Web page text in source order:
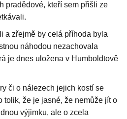
pradědové, kteří sem přišli ze
a zřejmě by celá příhoda byla
náhodou nezachovala
je dnes uložena v Humboldtově
či o nálezech jejich kostí se
tolik, že je jasné, že nemůže jít o
výjimku, ale o zcela